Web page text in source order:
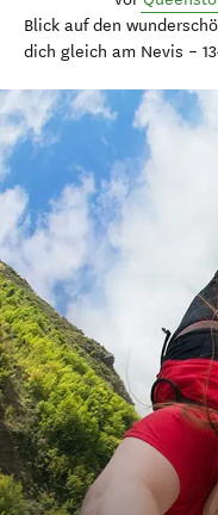
Blick auf den
dich gleich am Nevis –